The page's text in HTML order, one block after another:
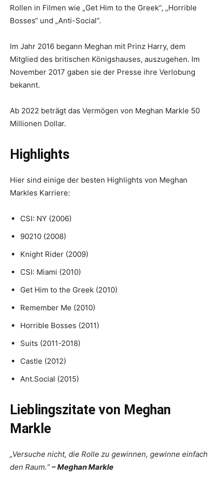
Rollen in Filmen wie „Get Him to the Greek“, „Horrible
Bosses“ und „Anti-Social“.
Im Jahr 2016 begann Meghan mit Prinz Harry, dem
Mitglied des britischen Königshauses, auszugehen. Im
November 2017 gaben sie der Presse ihre Verlobung
bekannt.
Ab 2022 beträgt das Vermögen von Meghan Markle 50
Millionen Dollar.
Highlights
Hier sind einige der besten Highlights von Meghan
Markles Karriere:
CSI: NY (2006)
90210 (2008)
Knight Rider (2009)
CSI: Miami (2010)
Get Him to the Greek (2010)
Remember Me (2010)
Horrible Bosses (2011)
Suits (2011-2018)
Castle (2012)
Ant.Social (2015)
Lieblingszitate von Meghan
Markle
„Versuche nicht, die Rolle zu gewinnen, gewinne einfach
den Raum.“– Meghan Markle